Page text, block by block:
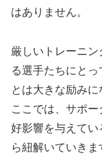
はありません。
厳しいトレーニ
る選手たちにと
とは大きな励みに
ここでは、サポ
好影響を与えて
ら紐解いていきま